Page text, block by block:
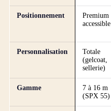
Positionnement
Premium
accessible
Personnalisation
Totale
(gelcoat,
sellerie)
Gamme
7 à 16 m
(SPX 55)